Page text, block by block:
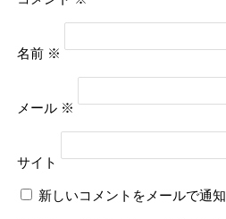
名前 ※
メール ※
サイト
新しいコメントをメールで通知